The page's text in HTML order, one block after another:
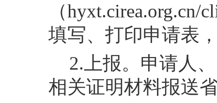
（hyxt.cirea.org.cn/
填写、打印申请表
2.上报。申请人
相关证明材料报送